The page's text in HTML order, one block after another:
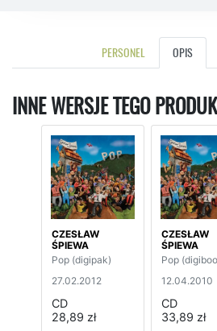
PERSONEL OPIS
INNE WERSJE TEGO
CZESŁAW
ŚPIEWA
Pop (digipak)
27.02.2012
CD
28,89 zł
CZESŁAW
ŚPIEWA
Pop
12.04.2010
CD
33,89 zł